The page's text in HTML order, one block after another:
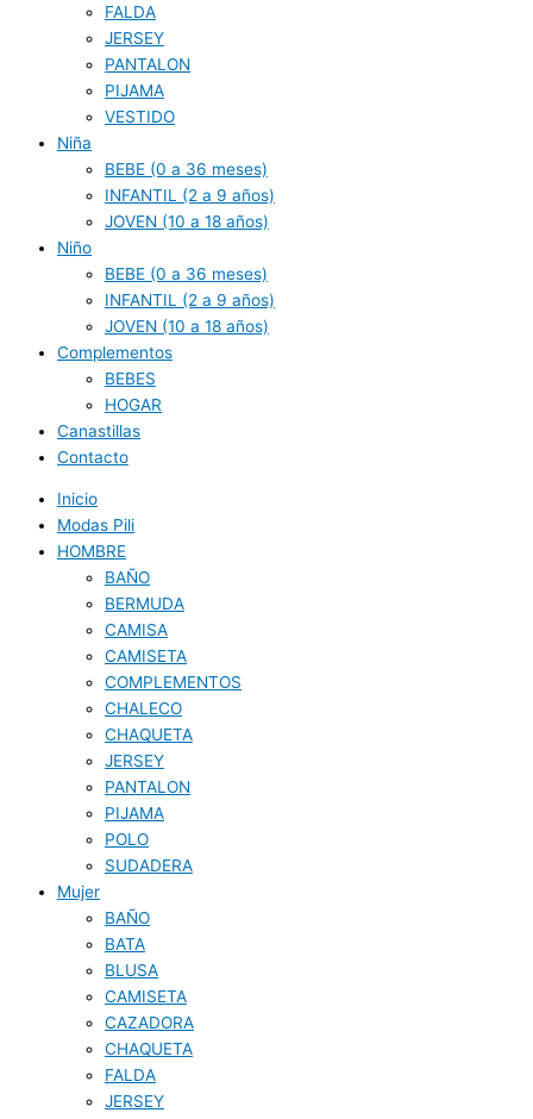
FALDA
JERSEY
PANTALON
PIJAMA
VESTIDO
Niña
BEBE (0 a 36 meses)
INFANTIL (2 a 9 años)
JOVEN (10 a 18 años)
Niño
BEBE (0 a 36 meses)
INFANTIL (2 a 9 años)
JOVEN (10 a 18 años)
Complementos
BEBES
HOGAR
Canastillas
Contacto
Inicio
Modas Pili
HOMBRE
BAÑO
BERMUDA
CAMISA
CAMISETA
COMPLEMENTOS
CHALECO
CHAQUETA
JERSEY
PANTALON
PIJAMA
POLO
SUDADERA
Mujer
BAÑO
BATA
BLUSA
CAMISETA
CAZADORA
CHAQUETA
FALDA
JERSEY